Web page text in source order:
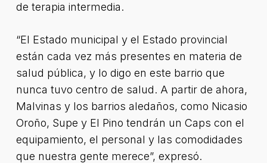
de terapia intermedia.
“El Estado municipal y el Estado provincial
están cada vez más presentes en materia de
salud pública, y lo digo en este barrio que
nunca tuvo centro de salud. A partir de ahora,
Malvinas y los barrios aledaños, como Nicasio
Oroño, Supe y El Pino tendrán un Caps con el
equipamiento, el personal y las comodidades
que nuestra gente merece”, expresó.